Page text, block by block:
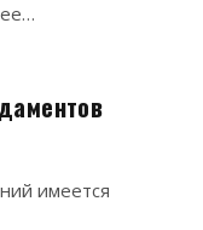
имеется